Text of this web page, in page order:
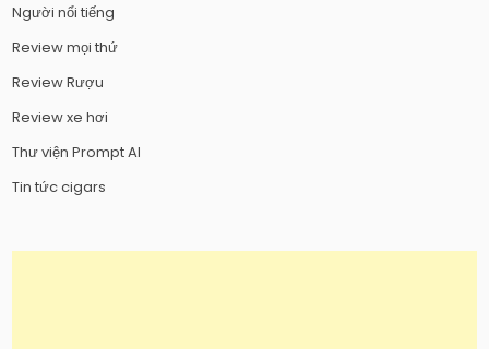
Người nổi tiếng
Review mọi thứ
Review Rượu
Review xe hơi
Thư viện Prompt AI
Tin tức cigars